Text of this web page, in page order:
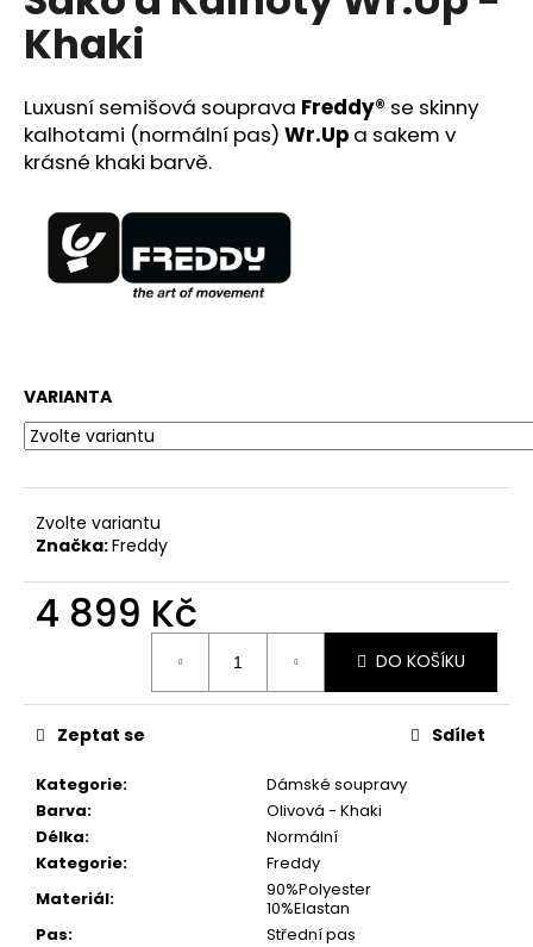
Khaki
Luxusní semišová souprava Freddy® se skinny
kalhotami (normální pas) Wr.Up a sakem v
krásné khaki barvě.
VARIANTA
Zvolte variantu
Značka:Freddy
4 899 Kč
DO KOŠÍKU
Kategorie:
Dámské soupravy
Barva:
Olivová - Khaki
Délka:
Normální
Kategorie:
Freddy
Materiál:
90%Polyester
10%Elastan
Pas:
Střední pas
Zeptat se Sdílet
u
j
m
e
FREDDY®
WR.UP
SUPERSKINNY
TMAVĚ
MODRÁ
2
599
299
Kč